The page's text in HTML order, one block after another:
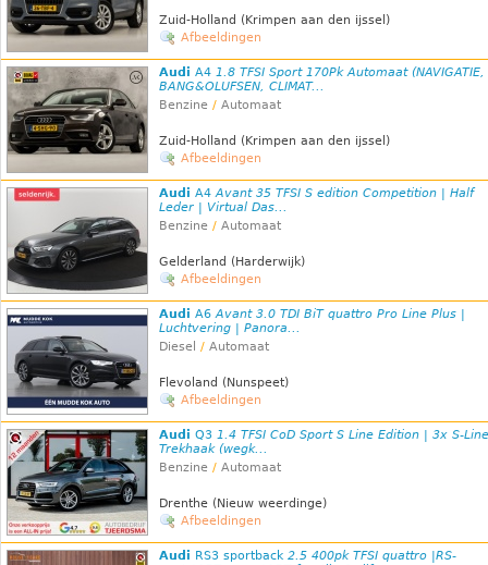
Zuid-Holland (Krimpen aan den ijssel)
Afbeeldingen
Audi A4 1.8 TFSI Sport 170Pk Automaat (NAVIGATIE,
BANG&OLUFSEN, CLIMAT...
Benzine / Automaat
Zuid-Holland (Krimpen aan den ijssel)
Afbeeldingen
Audi A4 Avant 35 TFSI S edition Competition | Half
Leder | Virtual Das...
Benzine / Automaat
Gelderland (Harderwijk)
Afbeeldingen
Audi A6 Avant 3.0 TDI BiT quattro Pro Line Plus |
Luchtvering | Panora...
Diesel
/ Automaat
Flevoland (Nunspeet)
Afbeeldingen
Audi Q3 1.4 TFSI CoD Sport S Line Edition | 3x S-
Trekhaak (wegk...
Benzine / Automaat
Drenthe (Nieuw weerdinge)
Afbeeldingen
Audi RS3 sportback 2.5 400pk TFSI quattro |RS-